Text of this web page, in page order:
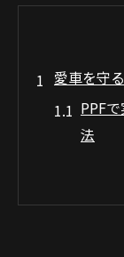
愛車を守
PPF
法
プロ